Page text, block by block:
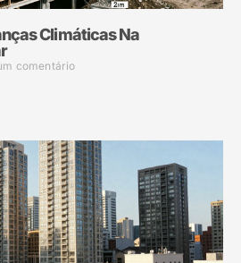
Climáticas Na
comentário